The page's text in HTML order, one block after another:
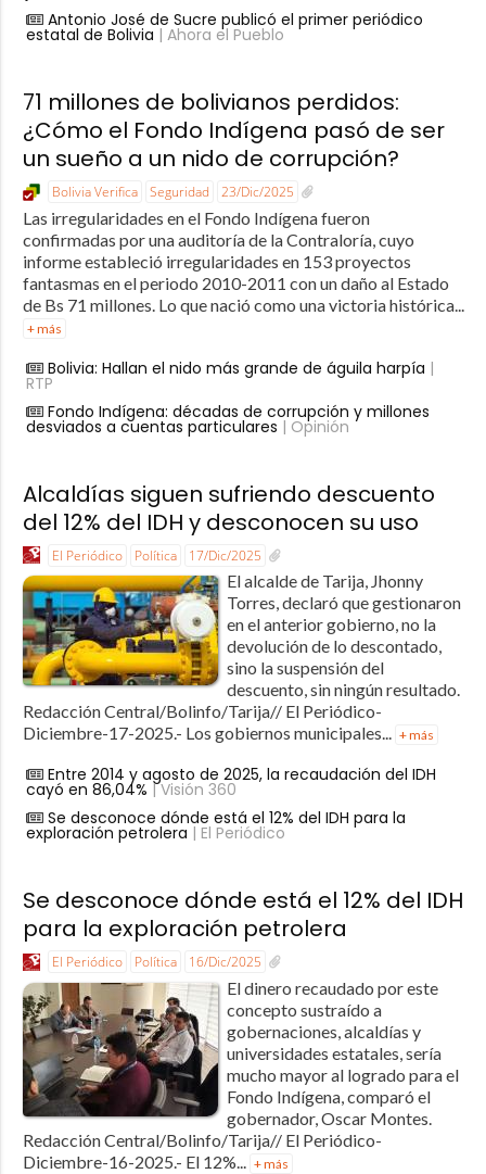
Antonio José de Sucre publicó el primer periódico
estatal de Bolivia | Ahora el Pueblo
71 millones de bolivianos perdidos:
¿Cómo el Fondo Indígena pasó de ser
un sueño a un nido de corrupción?
Bolivia Verifica Seguridad 23/Dic/2025
Las irregularidades en el Fondo Indígena fueron
confirmadas por una auditoría de la Contraloría, cuyo
informe estableció irregularidades en 153 proyectos
fantasmas en el periodo 2010-2011 con un daño al Estado
de Bs 71 millones. Lo que nació como una victoria histórica...
+ más
Bolivia: Hallan el nido más grande de águila harpía |
RTP
Fondo Indígena: décadas de corrupción y millones
desviados a cuentas particulares | Opinión
Alcaldías siguen sufriendo descuento
del 12% del IDH y desconocen su uso
El Periódico Política 17/Dic/2025
El alcalde de Tarija, Jhonny
Torres, declaró que gestionaron
en el anterior gobierno, no la
devolución de lo descontado,
sino la suspensión del
descuento, sin ningún resultado.
Redacción Central/Bolinfo/Tarija// El Periódico-
Diciembre-17-2025.- Los gobiernos municipales... + más
Entre 2014 y agosto de 2025, la recaudación del IDH
cayó en 86,04% | Visión 360
Se desconoce dónde está el 12% del IDH para la
exploración petrolera | El Periódico
Se desconoce dónde está el 12% del IDH
para la exploración petrolera
El Periódico Política 16/Dic/2025
El dinero recaudado por este
concepto sustraído a
gobernaciones, alcaldías y
universidades estatales, sería
mucho mayor al logrado para el
Fondo Indígena, comparó el
gobernador, Oscar Montes.
Redacción Central/Bolinfo/Tarija// El Periódico-
Diciembre-16-2025.- El 12%... + más